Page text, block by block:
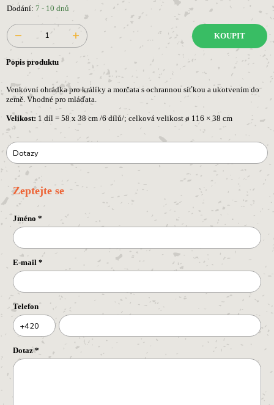
Dodání: 7 - 10 dnů
KOUPIT
Popis produktu
Venkovní ohrádka pro králíky a morčata s ochrannou síťkou a ukotvením do
země. Vhodné pro mláďata.
Velikost: 1 díl = 58 x 38 cm /6 dílů/; celková velikost ø 116 × 38 cm
Dotazy
Zeptejte se
Jméno *
E-mail *
Telefon
+420
Dotaz*